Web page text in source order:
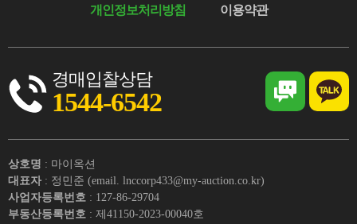
개인정보처리방침 이용약관
경매입찰상담
1544-6542
상호명 : 마이옥션
대표자 : 정민준 (email. lnccorp433@my-auction.co.kr)
사업자등록번호 : 127-86-29704
부동산등록번호 : 제41150-2023-00040호